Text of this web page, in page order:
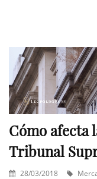
Cómo afecta
Tribunal
28/03/2018